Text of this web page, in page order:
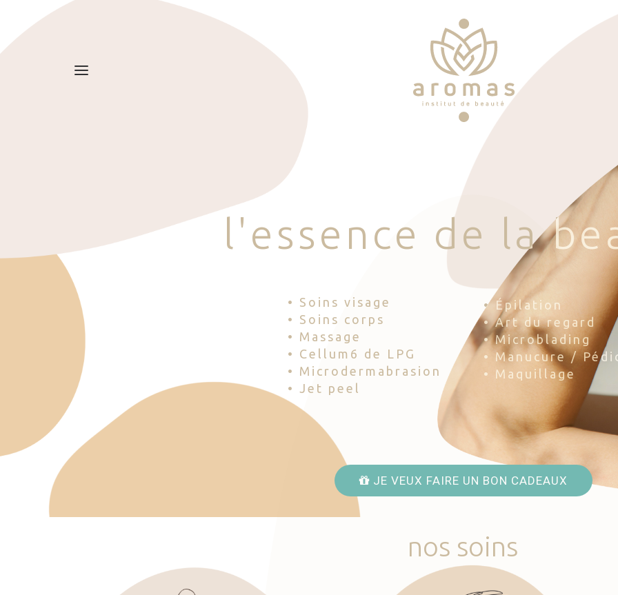
l 'esse nce d e la be
• Soins visage
• Soins corps
• Massage
• Cellum6 de LPG
• Microdermabrasion
• Jet peel
• Épilation
• Art du regard
• Microblading
• Manucure /
• Maquillage
JE VEUX FAIRE UN BON CADEAUX
nos soins